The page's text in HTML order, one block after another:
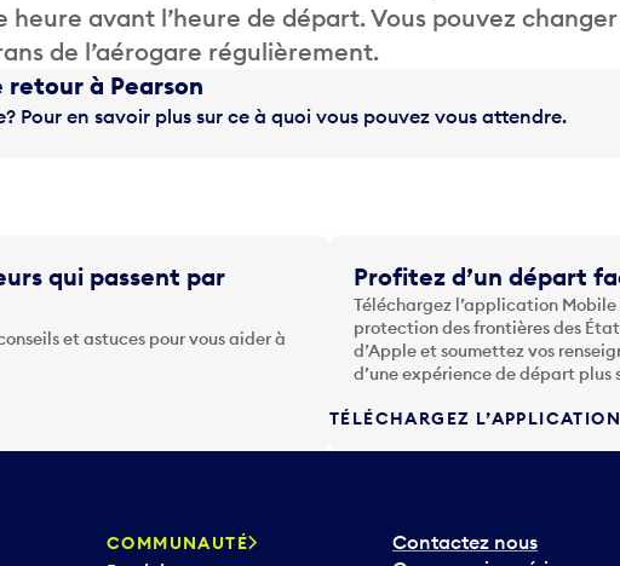
avant l’heure de départ. Vous pouvez
de l’aérogare régulièrement.
à Pearson
Pour en savoir plus sur ce à quoi vous pouvez vous attendre.
qui passent par
et astuces pour vous aider à
Profitez d’un départ
Téléchargez l’application
protection des frontières des
d’Apple et soumettez vos
d’une expérience de départ plus
TÉLÉCHARGEZ L’APPLICATION
COMMUNAUTÉ
Contactez nous